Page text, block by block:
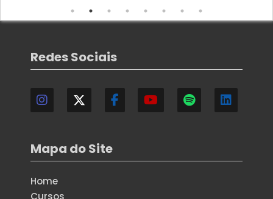
Redes Sociais
Mapa do Site
Home
Cursos